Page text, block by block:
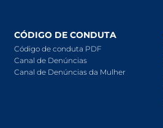
CÓDIGO DE CONDUTA
Código de conduta PDF
Canal de Denúncias
Canal de Denúncias da Mulher